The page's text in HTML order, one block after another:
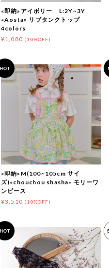
«即納»アイボリー L:2Y~3Y
«Aosta» リブタンクトップ
4colors
¥1,080 (10%OFF)
«即納»M(100~105cm サイ
ズ)«chouchou shasha» モリーワ
ンピース
¥3,510 (10%OFF)